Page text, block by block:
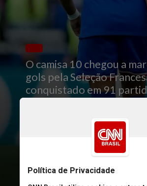
O camisa 10 chegou a
gols pela Seleção
conquistado em 91